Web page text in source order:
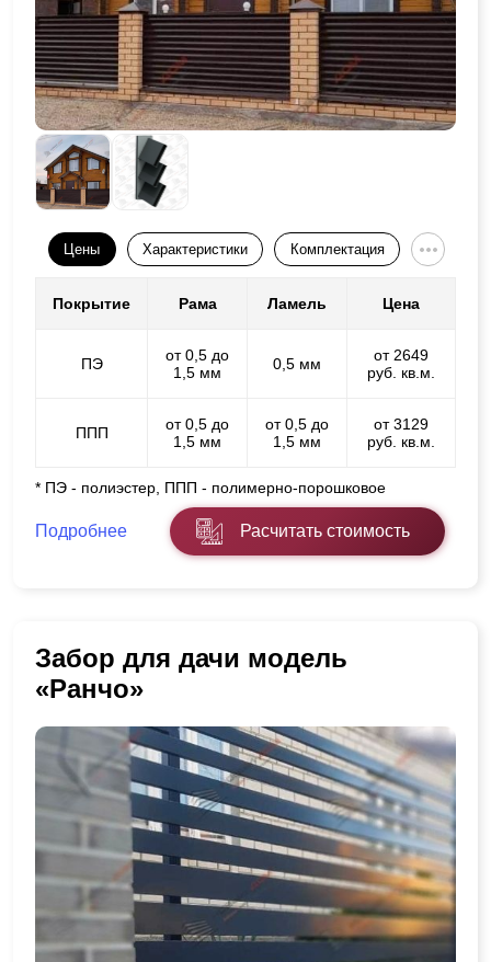
Цены Характеристики Комплектация
Покрытие Рама Ламель Цена
ПЭ
от 0,5 до
1,5 мм
0,5 мм
от 2649
руб. кв.м.
ППП
от 0,5 до
1,5 мм
от 0,5 до
1,5 мм
от 3129
руб. кв.м.
* ПЭ - полиэстер, ППП - полимерно-порошковое
Подробнее Расчитать стоимость
Забор для дачи модель
«Ранчо»